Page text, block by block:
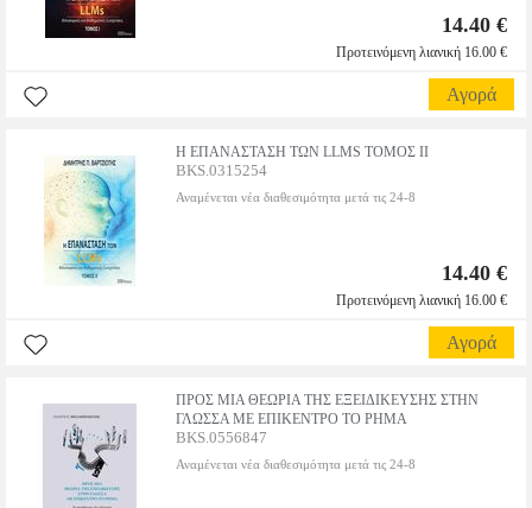
14.40 €
Προτεινόμενη λιανική 16.00 €
Αγορά
Η ΕΠΑΝΑΣΤΑΣΗ ΤΩΝ LLMS ΤΟΜΟΣ ΙΙ
BKS.0315254
Αναμένεται νέα διαθεσιμότητα μετά τις 24-8
14.40 €
Προτεινόμενη λιανική 16.00 €
Αγορά
ΠΡΟΣ ΜΙΑ ΘΕΩΡΙΑ ΤΗΣ ΕΞΕΙΔΙΚΕΥΣΗΣ ΣΤΗΝ
ΓΛΩΣΣΑ ΜΕ ΕΠΙΚΕΝΤΡΟ ΤΟ ΡΗΜΑ
BKS.0556847
Αναμένεται νέα διαθεσιμότητα μετά τις 24-8